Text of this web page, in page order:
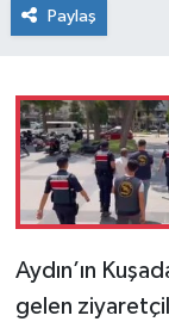
Paylaş
Aydın’ın
gelen